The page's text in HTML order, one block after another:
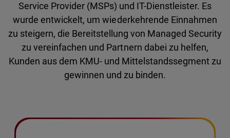
Service Provider (MSPs) und IT-Dienstleister. Es
wurde entwickelt, um wiederkehrende Einnahmen
zu steigern, die Bereitstellung von Managed Security
zu vereinfachen und Partnern dabei zu helfen,
Kunden aus dem KMU- und Mittelstandssegment zu
gewinnen und zu binden.